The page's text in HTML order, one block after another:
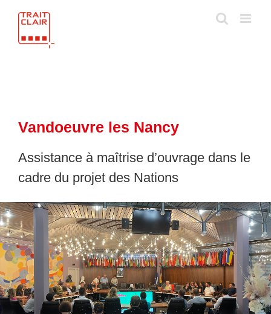
Vandoeuvre les Nancy
Assistance à maîtrise d’ouvrage dans le
cadre du projet des Nations